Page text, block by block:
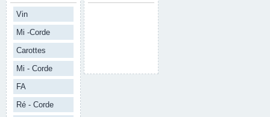
Vin
Mi -Corde
Carottes
Mi - Corde
FA
Ré - Corde